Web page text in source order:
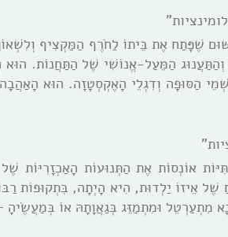
שֶׁפָּתַח אֶת בֵּיתוֹ לַחֹרֶף הַמַּקְצִיף
הַמֵּעַל-אֱנוֹשִׁי שֶׁל הַתַּחֲנוֹת.
שְׁמֵי הַסּוּפָה וְדִגְלֵי הָאֶקְסְטָזָה. הוּא
אוֹנְסוֹת אֶת הַתְּנוּעוֹת הָאַכְזָרִיּוֹת
אֵיזוֹ יַלְדוּת, הִיא הָיְתָה, בִּתְקוּפוֹת
מִתְעַרְטֵל וּמִתְמַזֵּג בְּגַאֲוָתָהּ אוֹ